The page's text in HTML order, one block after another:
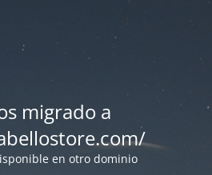
migrado a
en otro dominio